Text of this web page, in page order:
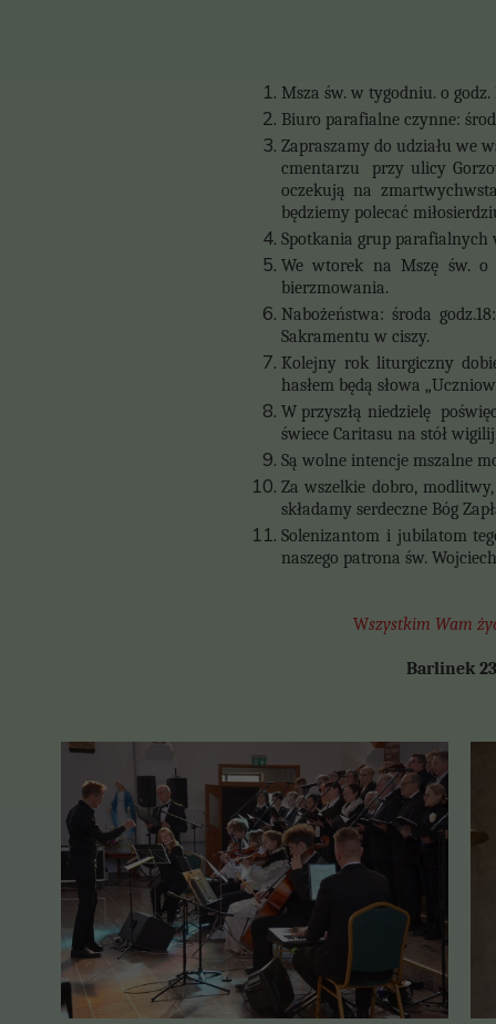
Msza św. w tygodniu. o godz.
Biuro parafialne czynne:
Zapraszamy do udziału we
cmentarzu przy ulicy
oczekują na
będziemy polecać
Spotkania grup parafialnych
We wtorek na Mszę św. o
bierzmowania.
Nabożeństwa: środa
Sakramentu w ciszy.
Kolejny rok liturgiczny
hasłem będą słowa
W przyszłą niedzielę
świece Caritasu na stół
Są wolne intencje mszalne
Za wszelkie dobro,
składamy serdeczne Bóg
Solenizantom i jubilatom
naszego patrona św.
Wszystkim Wam